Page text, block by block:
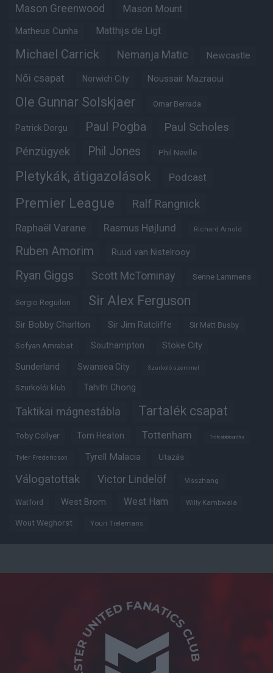
Mason Greenwood Mason Mount
Matheus Cunha Matthijs de Ligt
Michael Carrick Nemanja Matic Newcastle
Női csapat Norwich City Noussair Mazraoui
Ole Gunnar Solskjaer Omar Berrada
Patrick Dorgu Paul Pogba Paul Scholes
Pénzügyek Phil Jones Phil Neville
Pletykák, átigazolások Podcast
Premier League Ralf Rangnick
Raphaël Varane Rasmus Højlund Richard Arnold
Ruben Amorim Ruud van Nistelrooy
Ryan Giggs Scott McTominay Senne Lammens
Sergio Reguilon Sir Alex Ferguson
Sir Bobby Charlton Sir Jim Ratcliffe Sir Matt Busby
Sofyan Amrabat Southampton Stoke City
Sunderland Swansea City Szurkoló szemmel
Szurkolói klub Tahith Chong
Taktikai mágnestábla Tartalék csapat
Toby Collyer Tom Heaton Tottenham Trófeabibliográfia
Tyler Fredericson Tyrell Malacia Utazás
Válogatottak Victor Lindelöf Visszhang
Watford West Brom West Ham Willy Kambwala
Wout Weghorst Youri Tielemans